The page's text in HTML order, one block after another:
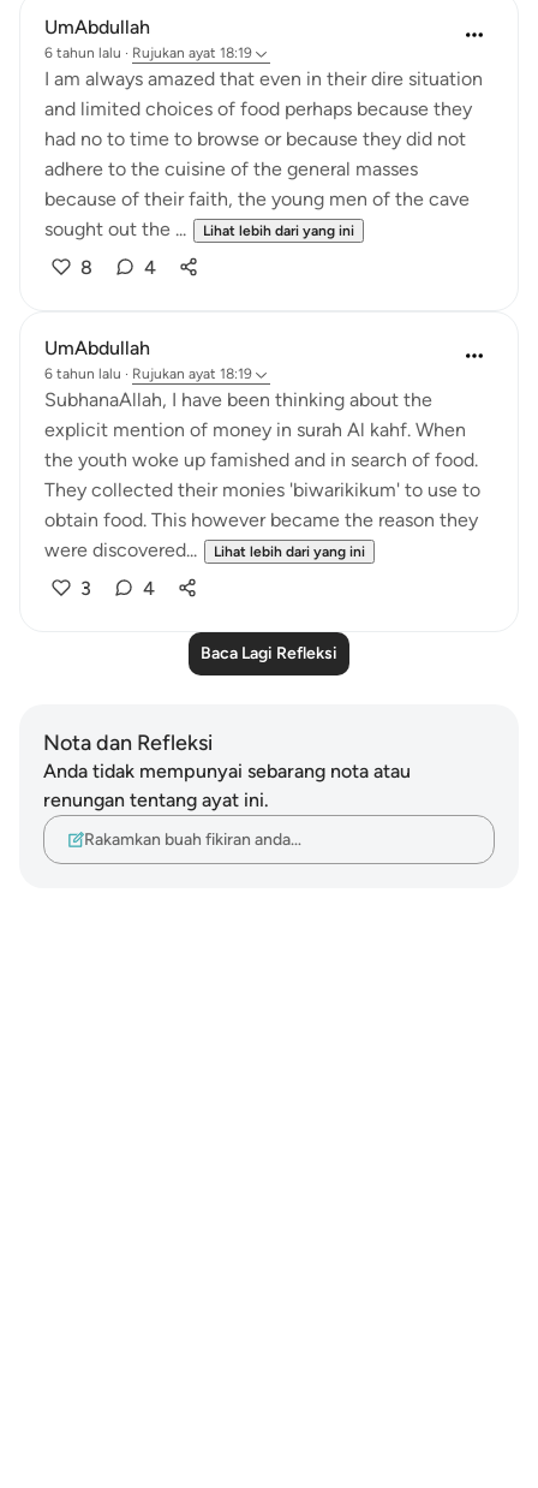
UmAbdullah
6 tahun lalu · Rujukan ayat 18:19
I am always amazed that even in their dire situation
and limited choices of food perhaps because they
had no to time to browse or because they did not
adhere to the cuisine of the general masses
because of their faith, the young men of the cave
sought out the ...
Lihat lebih dari yang ini
8 4
UmAbdullah
6 tahun lalu · Rujukan ayat 18:19
SubhanaAllah, I have been thinking about the
explicit mention of money in surah Al kahf. When
the youth woke up famished and in search of food.
They collected their monies 'biwarikikum' to use to
obtain food. This however became the reason they
were discovered...
Lihat lebih dari yang ini
3 4
Baca Lagi Refleksi
Nota dan Refleksi
Anda tidak mempunyai sebarang nota atau
renungan tentang ayat ini.
Rakamkan buah fikiran anda…